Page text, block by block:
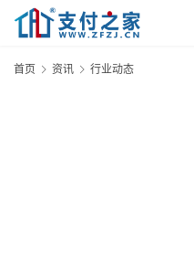
首页 资讯 行业动态